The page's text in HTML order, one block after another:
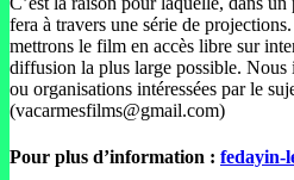
fera à travers une série de
mettrons le film en accès libre sur
diffusion la plus large possible. Nous
ou organisations intéressées par le
(vacarmesfilms@gmail.com)
Pour plus d’information : fedayin-